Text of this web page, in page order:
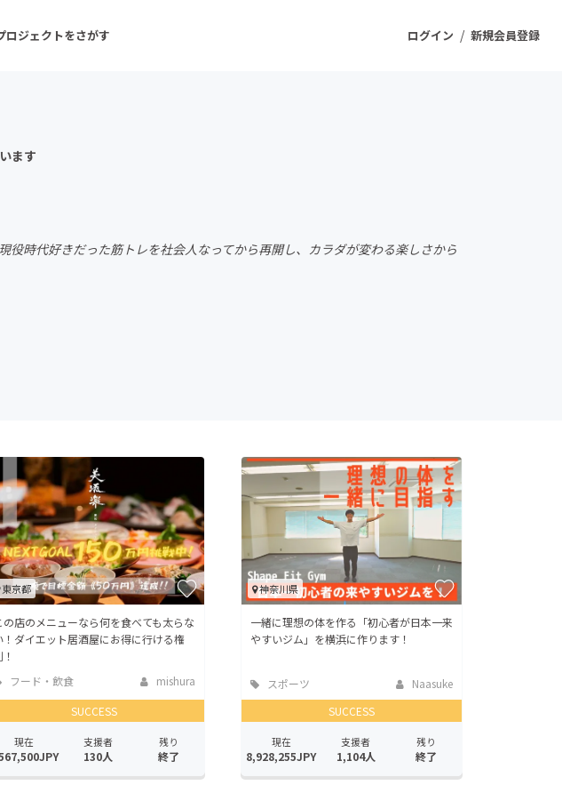
ログイン / 新規会員登録
ロジェクトをさがす
募集終了が近いプロジェクト
フード・飲食店
ファッション
ya コミュニティ
ます
役時代好きだった筋トレを社会人なってから再開し、カラダが変わる楽しさから
東京都
の店のメニューなら何を食べても太らな
！ダイエット居酒屋にお得に行ける権
フード・飲食
mishura
SUCCESS
現在 支援者
130人
残り
終了
神奈川県
一緒に理想の体を作る「初心者が日本一来
やすいジム」を横浜に作ります！
スポーツ
Naasuke
SUCCESS
現在
8,928,255JPY
支援者
1,104人
残り
終了